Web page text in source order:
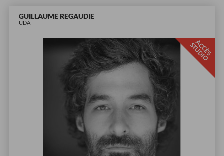
GUILLAUME REGAUDIE
UDA
A
C
C
È
S
S
T
U
D
I
O